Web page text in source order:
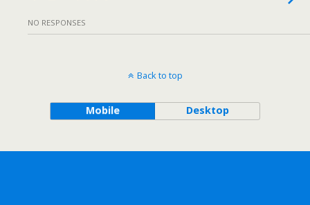
NO RESPONSES
Back to top
Mobile Desktop